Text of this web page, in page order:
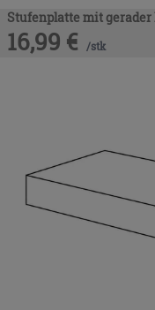
Stufenplatte mit gerader
16,99 € /stk